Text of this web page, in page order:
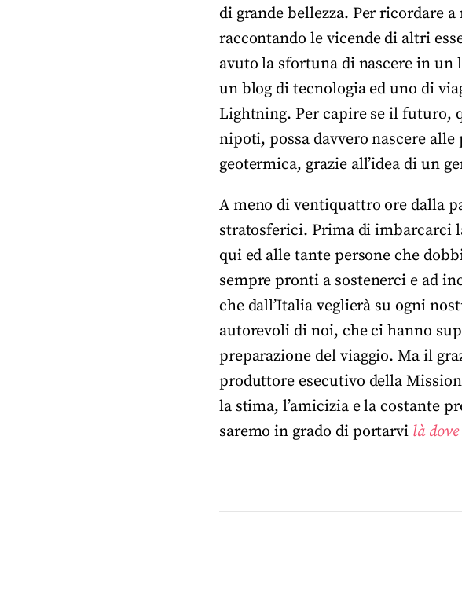
di grande bellezza. Per ricordare
raccontando le vicende di altri
avuto la sfortuna di nascere in
un blog di tecnologia ed uno di
Lightning. Per capire se il
nipoti, possa davvero nascere
geotermica, grazie all’idea di un
A meno di ventiquattro ore dalla
stratosferici. Prima di imbarcarci
qui ed alle tante persone che
sempre pronti a sostenerci e ad
che dall’Italia veglierà su ogni
autorevoli di noi, che ci hanno
preparazione del viaggio. Ma il
produttore esecutivo della
la stima, l’amicizia e la costante
saremo in grado di portarvi là